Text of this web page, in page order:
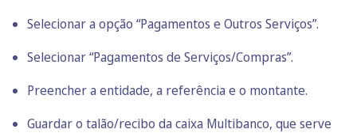
Selecionar a opção “Pagamentos e Outros Serviços”.
Selecionar “Pagamentos de Serviços/Compras”.
Preencher a entidade, a referência e o montante.
Guardar o talão/recibo da caixa Multibanco, que serve